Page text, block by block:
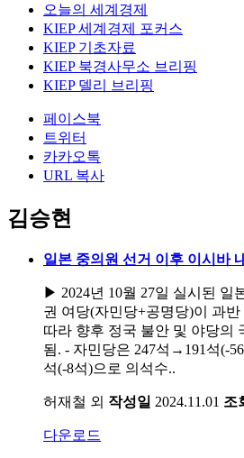
오늘의 세계경제
KIEP 세계경제 포커스
KIEP 기초자료
KIEP 북경사무소 브리핑
KIEP 델리 브리핑
페이스북
트위터
카카오톡
URL 복사
김승현
일본 중의원 선거 이후 이시바
▶ 2024년 10월 27일 실시된 일
권 여당(자민당+공명당)이 과반
따라 향후 정국 불안 및 야당의
됨. - 자민당은 247석→191석(-
석(-8석)으로 의석수..
허재철 외 작성일 2024.11.01 조
다운로드